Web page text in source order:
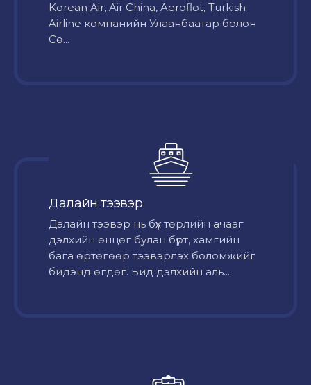
Korean Air, Air China, Aeroflot, Turkish
Airline компанийн Улаанбаатар болон
Сө...
Далайн тээвэр
Далайн тээвэр нь бүх төрлийн ачааг
дэлхийн өнцөг булан бүрт, хамгийн
бага өртөгөөр тээвэрлэх боломжийг
бидэнд өгдөг. Бид дэлхийн аль...